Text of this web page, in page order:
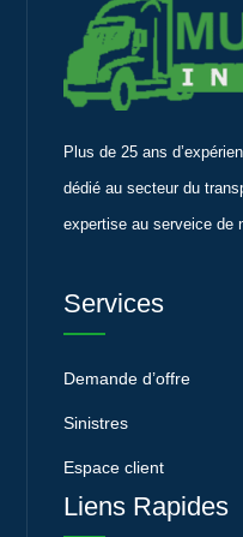
Plus de 25 ans
dédié au secteur du
expertise au serveice de
Services
Demande d’offre
Sinistres
Espace client
Liens Rapides